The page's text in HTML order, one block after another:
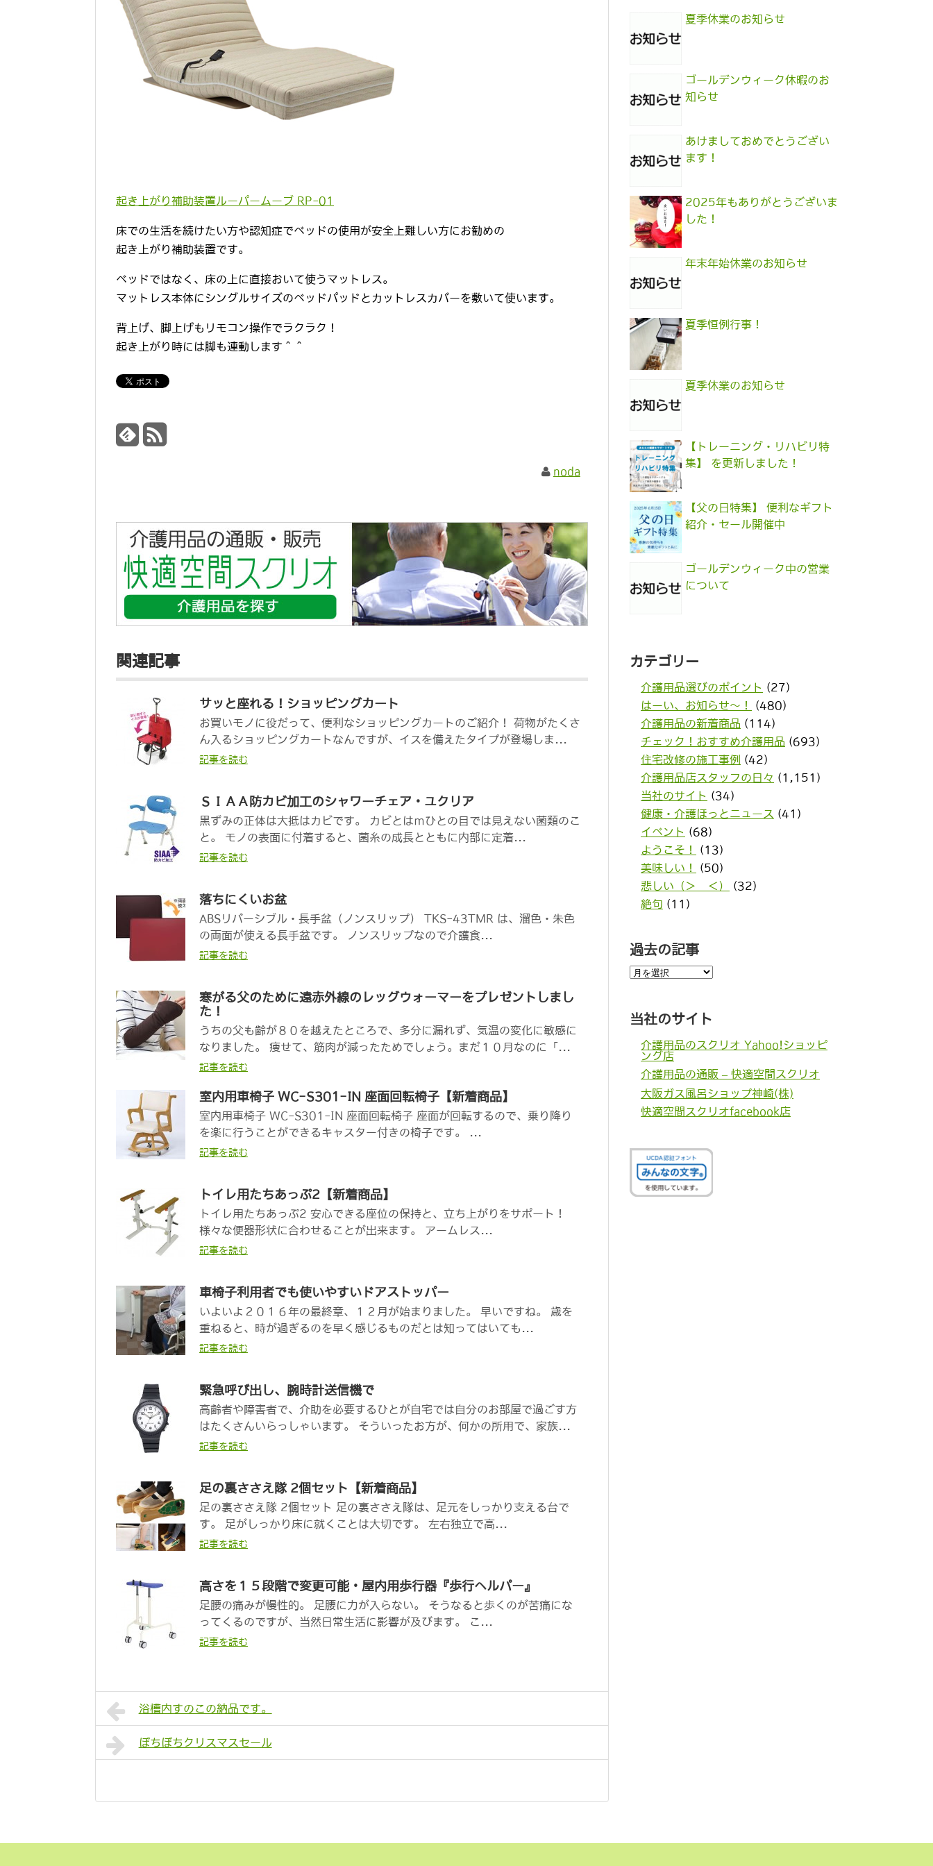
起き上がり補助装置ルーパームーブ RP-01
床での生活を続けたい方や認知症でベッドの使用が安全上難しい方にお勧めの
起き上がり補助装置です。
ベッドではなく、床の上に直接おいて使うマットレス。
マットレス本体にシングルサイズのベッドパッドとカットレスカバーを敷いて使います。
背上げ、脚上げもリモコン操作でラクラク！
起き上がり時には脚も連動します＾＾
noda
関連記事
サッと座れる！ショッピングカート
お買いモノに役だって、便利なショッピングカートのご紹介！ 荷物がたくさ
ん入るショッピングカートなんですが、イスを備えたタイプが登場しま...
記事を読む
ＳＩＡＡ防カビ加工のシャワーチェア・ユクリア
黒ずみの正体は大抵はカビです。 カビとはｍひとの目では見えない菌類のこ
と。 モノの表面に付着すると、菌糸の成長とともに内部に定着...
記事を読む
落ちにくいお盆
ABSリバーシブル・長手盆（ノンスリップ） TKS-43TMR は、溜色・朱色
の両面が使える長手盆です。 ノンスリップなので介護食...
記事を読む
寒がる父のために遠赤外線のレッグウォーマーをプレゼントしまし
た！
うちの父も齢が８０を越えたところで、多分に漏れず、気温の変化に敏感に
なりました。 痩せて、筋肉が減ったためでしょう。まだ１０月なのに「...
記事を読む
室内用車椅子 WC-S301-IN 座面回転椅子【新着商品】
室内用車椅子 WC-S301-IN 座面回転椅子 座面が回転するので、乗り降り
を楽に行うことができるキャスター付きの椅子です。 ...
記事を読む
トイレ用たちあっぷ2【新着商品】
トイレ用たちあっぷ2 安心できる座位の保持と、立ち上がりをサポート！
様々な便器形状に合わせることが出来ます。 アームレス...
記事を読む
車椅子利用者でも使いやすいドアストッパー
いよいよ２０１６年の最終章、１２月が始まりました。 早いですね。 歳を
重ねると、時が過ぎるのを早く感じるものだとは知ってはいても...
記事を読む
緊急呼び出し、腕時計送信機で
高齢者や障害者で、介助を必要するひとが自宅では自分のお部屋で過ごす方
はたくさんいらっしゃいます。 そういったお方が、何かの所用で、家族...
記事を読む
足の裏ささえ隊 2個セット【新着商品】
足の裏ささえ隊 2個セット 足の裏ささえ隊は、足元をしっかり支える台で
す。 足がしっかり床に就くことは大切です。 左右独立で高...
記事を読む
高さを１５段階で変更可能・屋内用歩行器『歩行ヘルパー』
足腰の痛みが慢性的。 足腰に力が入らない。 そうなると歩くのが苦痛にな
ってくるのですが、当然日常生活に影響が及びます。 こ...
記事を読む
浴槽内すのこの納品です。
ぼちぼちクリスマスセール
夏季休業のお知らせ
ゴールデンウィーク休暇のお
知らせ
あけましておめでとうござい
ます！
2025年もありがとうございま
した！
年末年始休業のお知らせ
夏季恒例行事！
夏季休業のお知らせ
【トレーニング・リハビリ特
集】 を更新しました！
【父の日特集】 便利なギフト
紹介・セール開催中
ゴールデンウィーク中の営業
について
カテゴリー
介護用品選びのポイント (27)
はーい、お知らせ〜！
(480)
介護用品の新着商品 (114)
チェック！おすすめ介護用品 (693)
住宅改修の施工事例 (42)
介護用品店スタッフの日々 (1,151)
当社のサイト (34)
健康・介護ほっとニュース (41)
イベント (68)
ようこそ！
(13)
美味しい！
(50)
悲しい（＞＿＜）
(32)
絶句 (11)
過去の記事
過
去
事
当社のサイト
介護用品のスクリオ Yahoo!ショッピ
ング店
介護用品の通販 – 快適空間スクリオ
大阪ガス風呂ショップ神崎(株)
快適空間スクリオfacebook店